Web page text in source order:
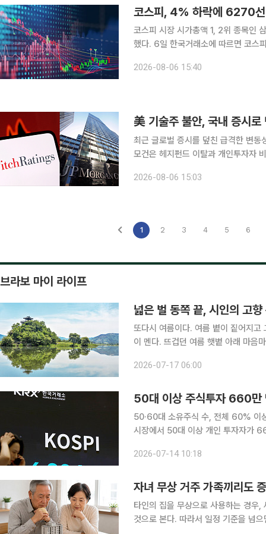
코스피 시장 시가총액 1, 2위 종목인
했다. 6일 한국거래소에 따르면 코스피 지수는 전 거래일 대비 301.88포인트(4.58%) 내린
6550.94까지 오르기도 했으나
2026-08-06 15:40
美 기술주 불안, 국내 증시
최근 글로벌 증시를 덮친 급격한 변
모건은 헤지펀드 이탈과 개인투자자
12개월 목표치 1만2000을 유지했다.
2026-08-06 15:03
1 2 3 4 5 6
브라보 마이 라이프
넓은 벌 동쪽 끝, 시인의 고향
또다시 여름이다. 여름 볕이 짙어지
이 멘다. 뜨겁던 여름 햇볕 아래 마음
벌 동쪽 끝으로 옛이야기 지줄대는’
2026-07-17 06:00
50대 이상 주식투자 660만
50·60대 소유주식 수, 전체 60% 이상
시장에서 50대 이상 개인 투자자가
면서 은퇴자와 예비 은퇴세대의 노후
2026-07-14 10:18
자녀 무상 거주 가족끼리도
타인의 집을 무상으로 사용하는 경우,
것으로 본다. 따라서 일정 기준을 넘